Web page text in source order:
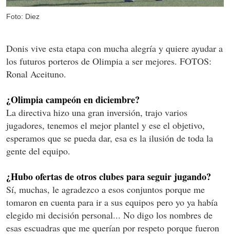
Foto: Diez
Donis vive esta etapa con mucha alegría y quiere ayudar a
los futuros porteros de Olimpia a ser mejores. FOTOS:
Ronal Aceituno.
¿Olimpia campeón en diciembre?
La directiva hizo una gran inversión, trajo varios
jugadores, tenemos el mejor plantel y ese el objetivo,
esperamos que se pueda dar, esa es la ilusión de toda la
gente del equipo.
¿Hubo ofertas de otros clubes para seguir jugando?
Sí, muchas, le agradezco a esos conjuntos porque me
tomaron en cuenta para ir a sus equipos pero yo ya había
elegido mi decisión personal... No digo los nombres de
esas escuadras que me querían por respeto porque fueron